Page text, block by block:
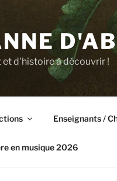
d'histoire à découvrir !
Enseignants /
en musique 2026